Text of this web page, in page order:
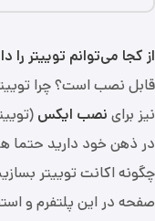
از کجا می‌توانم توییتر را
قابل نصب است؟ چرا
نیز برای نصب ایکس
در ذهن خود دارید حتما
چگونه اکانت توییتر
صفحه در این پلتفرم و